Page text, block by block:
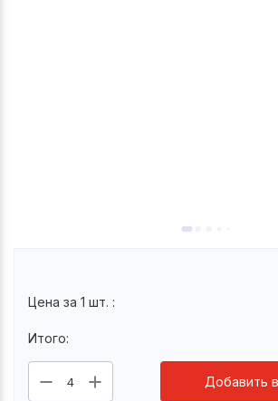
Цена за 1 шт. :
Итого:
4 Добавить